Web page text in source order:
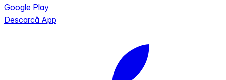
Google Play
Descarcă App